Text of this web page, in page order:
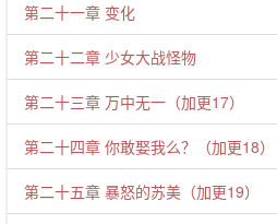
第二十一章 变化
第二十二章 少女大战怪物
第二十三章 万中无一（加更17）
第二十四章 你敢娶我么？（加更18）
第二十五章 暴怒的苏美（加更19）